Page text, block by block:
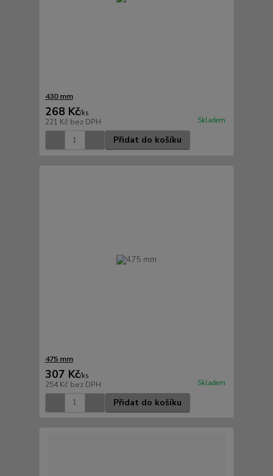
430 mm
268 Kč/ks
221 Kč bez DPH Skladem
Přidat do košíku
475 mm
307 Kč/ks
254 Kč bez DPH Skladem
Přidat do košíku